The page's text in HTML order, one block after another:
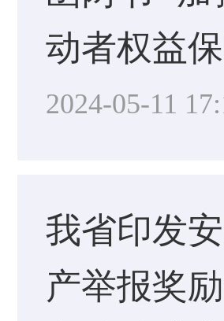
动者权益
2024-05-11
我省印发
产举报奖